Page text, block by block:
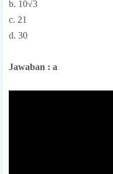
b. 10√3
c. 21
d. 30
Jawaban : a